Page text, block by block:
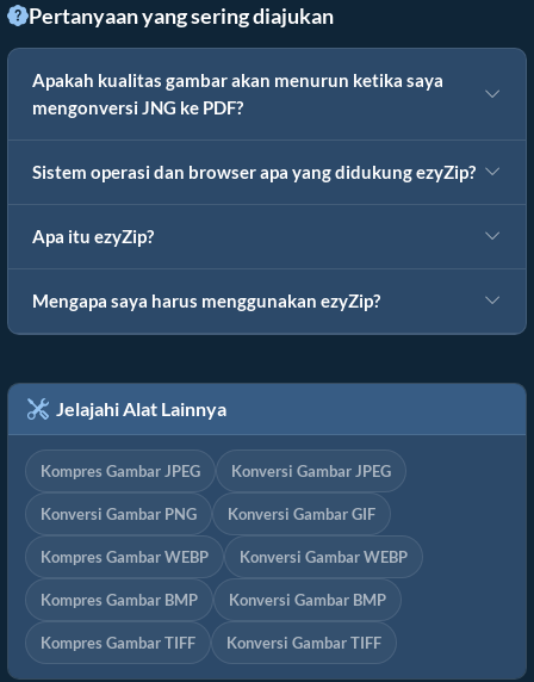
Pertanyaan yang sering diajukan
Apakah kualitas gambar akan menurun ketika saya
mengonversi JNG ke PDF?
Sistem operasi dan browser apa yang didukung ezyZip?
Apa itu ezyZip?
Mengapa saya harus menggunakan ezyZip?
Jelajahi Alat Lainnya
Kompres Gambar JPEG Konversi Gambar JPEG
Konversi Gambar PNG Konversi Gambar GIF
Kompres Gambar WEBP Konversi Gambar WEBP
Kompres Gambar BMP Konversi Gambar BMP
Kompres Gambar TIFF Konversi Gambar TIFF